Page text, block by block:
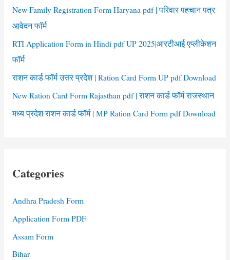
New Family Registration Form Haryana pdf | परिवार पहचान पत्र
आवेदन फॉर्म
RTI Application Form in Hindi pdf UP 2025|आरटीआई एप्लीकेशन
फॉर्म
राशन कार्ड फॉर्म उत्तर प्रदेश | Ration Card Form UP pdf Download
New Ration Card Form Rajasthan pdf | राशन कार्ड फॉर्म राजस्थान
मध्य प्रदेश राशन कार्ड फॉर्म | MP Ration Card Form pdf Download
Categories
Andhra Pradesh Form
Application Form PDF
Assam Form
Bihar